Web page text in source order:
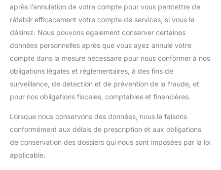
après l’annulation de votre compte pour vous permettre de
rétablir efficacement votre compte de services, si vous le
désirez. Nous pouvons également conserver certaines
données personnelles après que vous ayez annulé votre
compte dans la mesure nécessaire pour nous conformer à nos
obligations légales et réglementaires, à des fins de
surveillance, de détection et de prévention de la fraude, et
pour nos obligations fiscales, comptables et financières.
Lorsque nous conservons des données, nous le faisons
conformément aux délais de prescription et aux obligations
de conservation des dossiers qui nous sont imposées par la loi
applicable.